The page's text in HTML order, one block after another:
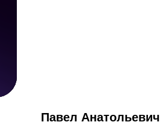
Павел Анатольевич